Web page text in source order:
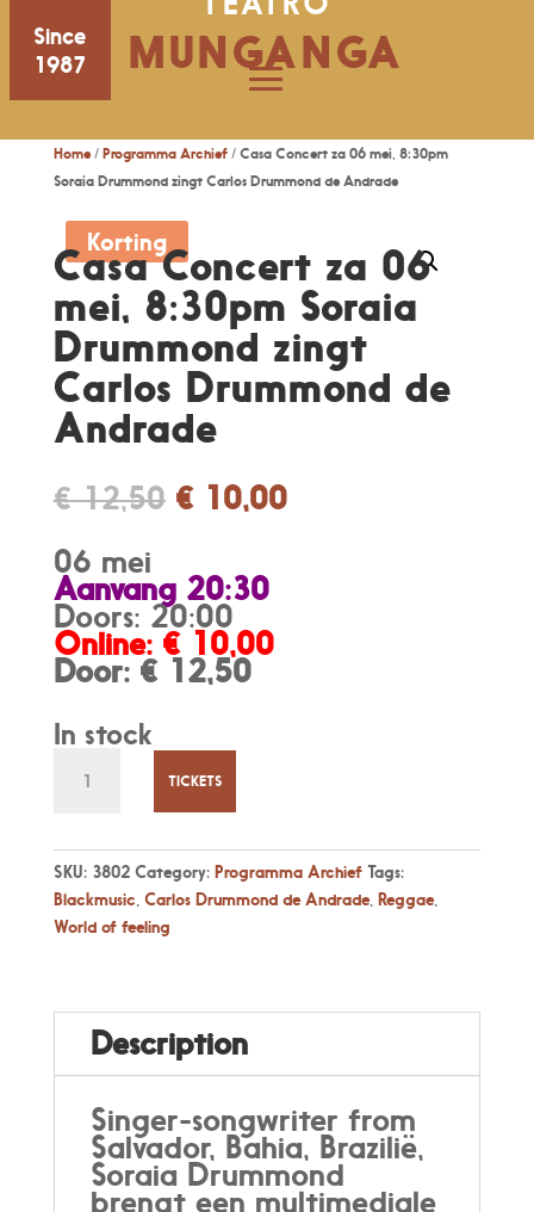
Since
1987
MUNGANGA
Home/ Programma Archief/ Casa Concert za 06 mei, 8:30pm
Soraia Drummond zingt Carlos Drummond de Andrade
Korting
Casa Concert za 06
mei, 8:30pm Soraia
Drummond zingt
Carlos Drummond de
Andrade
€12,50 Original
price
€ 12,50.
€10,00Current
06 mei
Aanvang 20:30
Doors: 20:00
Online: € 10,00
Door: € 12,50
In stock
Concert
06
mei,
8:30pm
Soraia
Carlos
Drummond
quantity
TICKETS
SKU: 3802 Category: Programma Archief Tags:
Blackmusic Carlos Drummond de Andrade, Reggae,
World of feeling
Description
Singer-songwriter from
Salvador, Bahia, Brazilië,
Soraia Drummond
brengt een multimediale